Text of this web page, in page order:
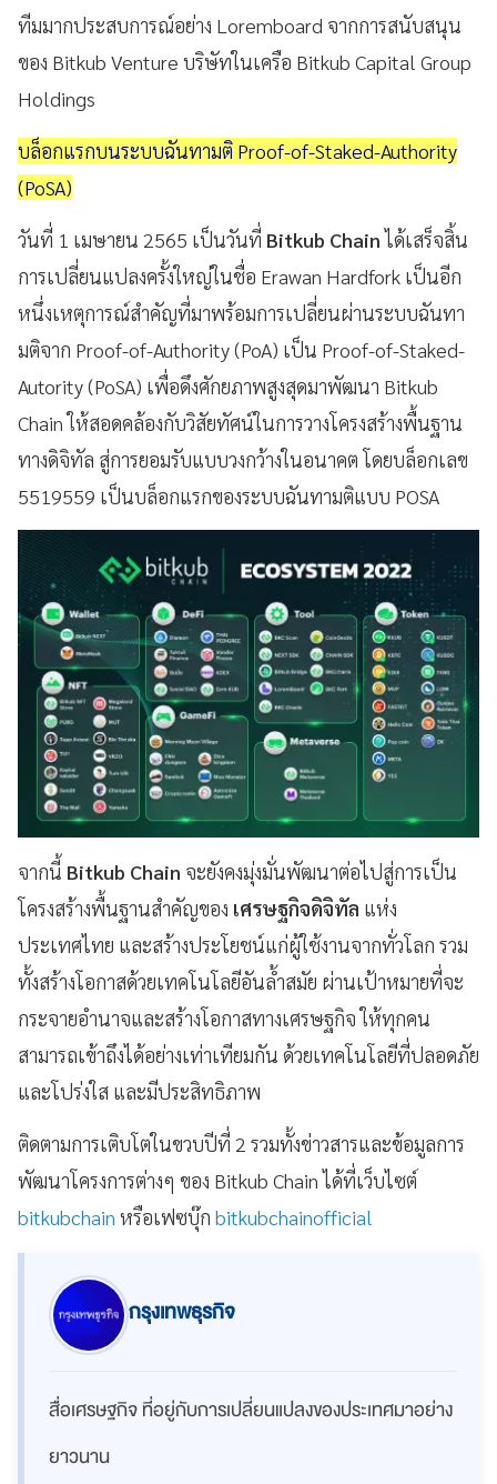
ทีมมากประสบการณ์อย่าง Loremboard จากการสนับสนุน
ของ Bitkub Venture บริษัทในเครือ Bitkub Capital Group
Holdings
บล็อกแรกบนระบบฉันทามติ Proof-of-Staked-Authority
(PoSA)
วันที่ 1 เมษายน 2565 เป็นวันที่ Bitkub Chainได้เสร็จสิ้น
การเปลี่ยนแปลงครั้งใหญ่ในชื่อ Erawan Hardfork เป็นอีก
หนึ่งเหตุการณ์สำคัญที่มาพร้อมการเปลี่ยนผ่านระบบฉันทา
มติจาก Proof-of-Authority (PoA) เป็น Proof-of-Staked-
Autority (PoSA) เพื่อดึงศักยภาพสูงสุดมาพัฒนา Bitkub
Chain ให้สอดคล้องกับวิสัยทัศน์ในการวางโครงสร้างพื้นฐาน
ทางดิจิทัล สู่การยอมรับแบบวงกว้างในอนาคต โดยบล็อกเลข
5519559 เป็นบล็อกแรกของระบบฉันทามติแบบ POSA
จากนี้ Bitkub Chain จะยังคงมุ่งมั่นพัฒนาต่อไปสู่การเป็น
โครงสร้างพื้นฐานสำคัญของ เศรษฐกิจดิจิทัล แห่ง
ประเทศไทย และสร้างประโยชน์แก่ผู้ใช้งานจากทั่วโลก รวม
ทั้งสร้างโอกาสด้วยเทคโนโลยีอันล้ำสมัย ผ่านเป้าหมายที่จะ
กระจายอำนาจและสร้างโอกาสทางเศรษฐกิจ ให้ทุกคน
สามารถเข้าถึงได้อย่างเท่าเทียมกัน ด้วยเทคโนโลยีที่ปลอดภัย
และโปร่งใส และมีประสิทธิภาพ
ติดตามการเติบโตในขวบปีที่ 2 รวมทั้งข่าวสารและข้อมูลการ
พัฒนาโครงการต่างๆ ของ Bitkub Chain ได้ที่เว็บไซต์
bitkubchain หรือเฟซบุ๊ก bitkubchainofficial
กรุงเทพธุรกิจ
สื่อเศรษฐกิจ ที่อยู่กับการเปลี่ยนแปลงของประเทศมาอย่าง
ยาวนาน